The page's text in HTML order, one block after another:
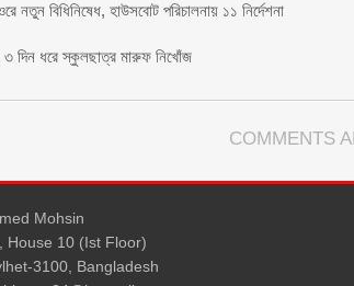
নতুন বিধিনিষেধ, হাউসবোট পরিচালনায় ১১ নির্দেশনা
৩ দিন ধরে স্কুলছাত্র মারুফ নিখোঁজ
COMMENTS
Mohsin
House 10 (Ist Floor)
3100, Bangladesh